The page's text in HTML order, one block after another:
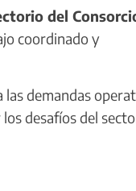
del
coordinado y
demandas
desafíos del